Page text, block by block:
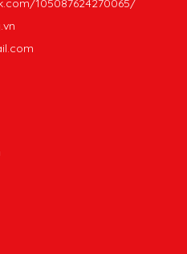
105087624270065/